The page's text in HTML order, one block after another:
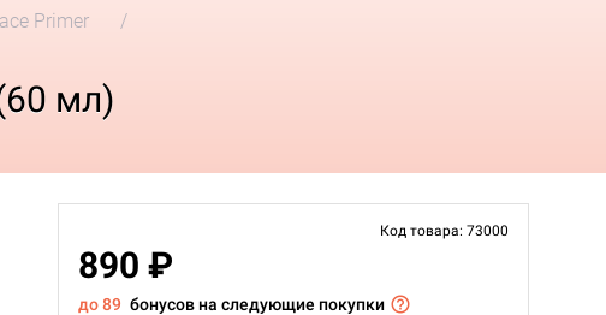
Primer
мл)
Код товара: 73000
890 ₽
до 89 бонусов на следующие покупки